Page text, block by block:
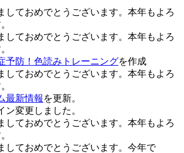
しておめでとうございます。本年もよろ
しておめでとうございます。本年もよろ
予防！色読みトレーニングを作成
しておめでとうございます。本年もよろ
最新情報 を更新。
変更しました。
しておめでとうございます。本年もよろ
しておめでとうございます。今年で